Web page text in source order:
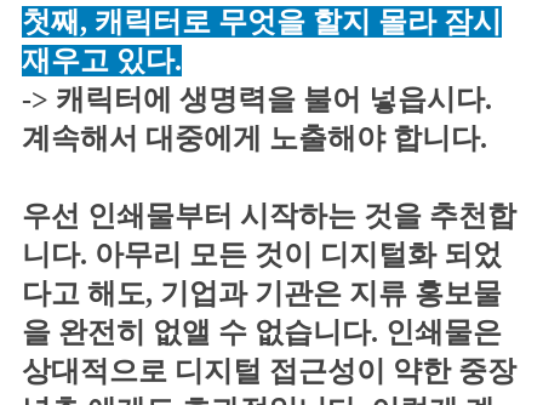
첫째, 캐릭터로 무엇을 할지 몰라 잠시
재우고 있다.
-> 캐릭터에 생명력을 불어 넣읍시다.
계속해서 대중에게 노출해야 합니다.
우선 인쇄물부터 시작하는 것을 추천합
니다. 아무리 모든 것이 디지털화 되었
다고 해도, 기업과 기관은 지류 홍보물
을 완전히 없앨 수 없습니다. 인쇄물은
상대적으로 디지털 접근성이 약한 중장